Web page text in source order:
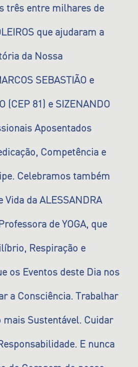
três entre milhares de
que ajudaram a
da Nossa
SEBASTIÃO e
(CEP 81) e SIZENANDO
Aposentados
Competência e
Celebramos também
Vida da ALESSANDRA
de YOGA, que
Respiração e
os Eventos deste Dia nos
a Consciência. Trabalhar
mais Sustentável. Cuidar
E nunca